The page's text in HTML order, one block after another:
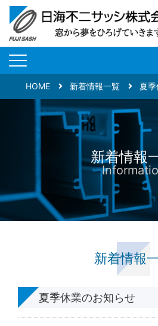
HOME 新着情報一覧 夏
新着情報
新着情報
夏季休業のお知らせ